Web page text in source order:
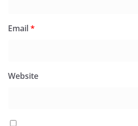
Email*
Website